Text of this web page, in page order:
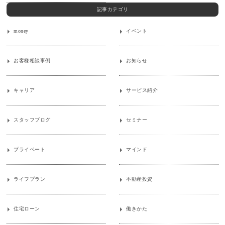
記事カテゴリ
money イベント
お客様相談事例 お知らせ
キャリア サービス紹介
スタッフブログ セミナー
プライベート マインド
ライフプラン 不動産投資
住宅ローン 働きかた